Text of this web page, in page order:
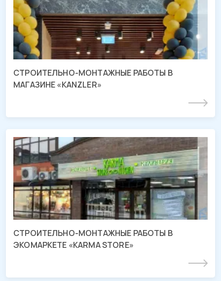
СТРОИТЕЛЬНО-МОНТАЖНЫЕ РАБОТЫ В
МАГАЗИНЕ «KANZLER»
ТРЦ «МЕГА Адыгея-Кубань», Республика Адыгея
Подробнее
СТРОИТЕЛЬНО-МОНТАЖНЫЕ РАБОТЫ В
ЭКОМАРКЕТЕ «KARMA STORE»
СМР магазина «KARMA STORE»
г. Краснодар, ул. Комсомольская
Подробнее